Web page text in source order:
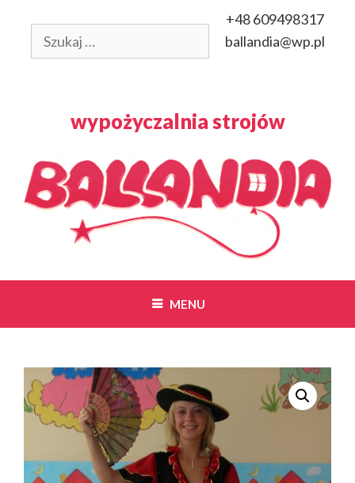
treści
+48 609498317
ballandia@wp.pl
wypożyczalnia strojów
MENU